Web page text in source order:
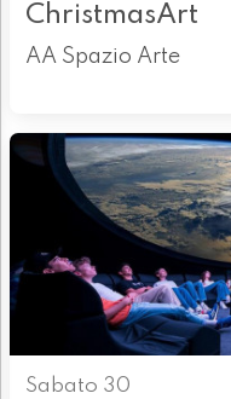
ChristmasArt
AA Spazio Arte
Sabato 30